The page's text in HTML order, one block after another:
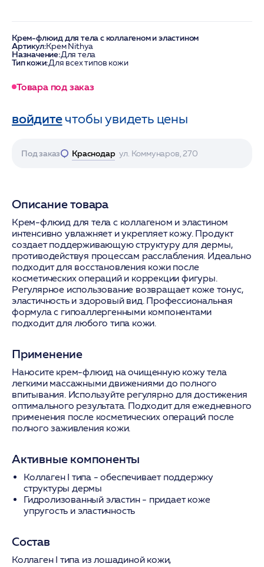
Крем-флюид для тела с коллагеном и эластином
Артикул:Крем Nithya
Назначение:Для тела
Тип кожи:Для всех типов кожи
Товара под заказ
войдитечтобы увидеть цены
Под заказ Краснодар ул. Коммунаров, 270
Описание товара
Крем-флюид для тела с коллагеном и эластином
интенсивно увлажняет и укрепляет кожу. Продукт
создает поддерживающую структуру для дермы,
противодействуя процессам расслабления. Идеально
подходит для восстановления кожи после
косметических операций и коррекции фигуры.
Регулярное использование возвращает коже тонус,
эластичность и здоровый вид. Профессиональная
формула с гипоаллергенными компонентами
подходит для любого типа кожи.
Применение
Наносите крем-флюид на очищенную кожу тела
легкими массажными движениями до полного
впитывания. Используйте регулярно для достижения
оптимального результата. Подходит для ежедневного
применения после косметических операций после
полного заживления кожи.
Активные компоненты
Коллаген I типа - обеспечивает поддержку
структуры дермы
Гидролизованный эластин- придает коже
упругость и эластичность
Состав
Коллаген I типа из лошадиной кожи,